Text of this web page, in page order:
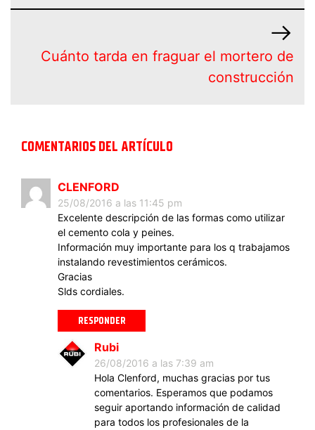
Cuánto tarda en fraguar el mortero de
construcción
COMENTARIOS DEL ARTÍCULO
CLENFORD
25/08/2016 a las 11:45 pm
Excelente descripción de las formas como utilizar
el cemento cola y peines.
Información muy importante para los q trabajamos
instalando revestimientos cerámicos.
Gracias
Slds cordiales.
RESPONDER
Rubi
26/08/2016 a las 7:39 am
Hola Clenford, muchas gracias por tus
comentarios. Esperamos que podamos
seguir aportando información de calidad
para todos los profesionales de la